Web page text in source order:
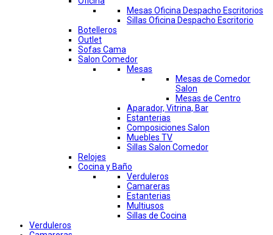
Mesas Oficina Despacho Escritorios
Sillas Oficina Despacho Escritorio
Botelleros
Outlet
Sofas Cama
Salon Comedor
Mesas
Mesas de Comedor
Salon
Mesas de Centro
Aparador, Vitrina, Bar
Estanterias
Composiciones Salon
Muebles TV
Sillas Salon Comedor
Relojes
Cocina y Baño
Verduleros
Camareras
Estanterias
Multiusos
Sillas de Cocina
Verduleros